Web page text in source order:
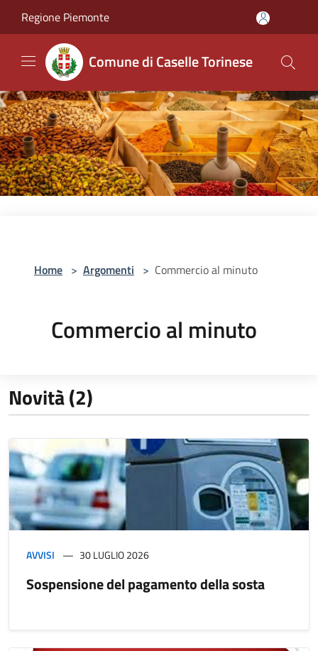
Regione Piemonte
Comune di Caselle Torinese
Home > Argomenti > Commercio al minuto
Commercio al minuto
Novità (2)
AVVISI 30 LUGLIO 2026
Sospensione del pagamento della sosta